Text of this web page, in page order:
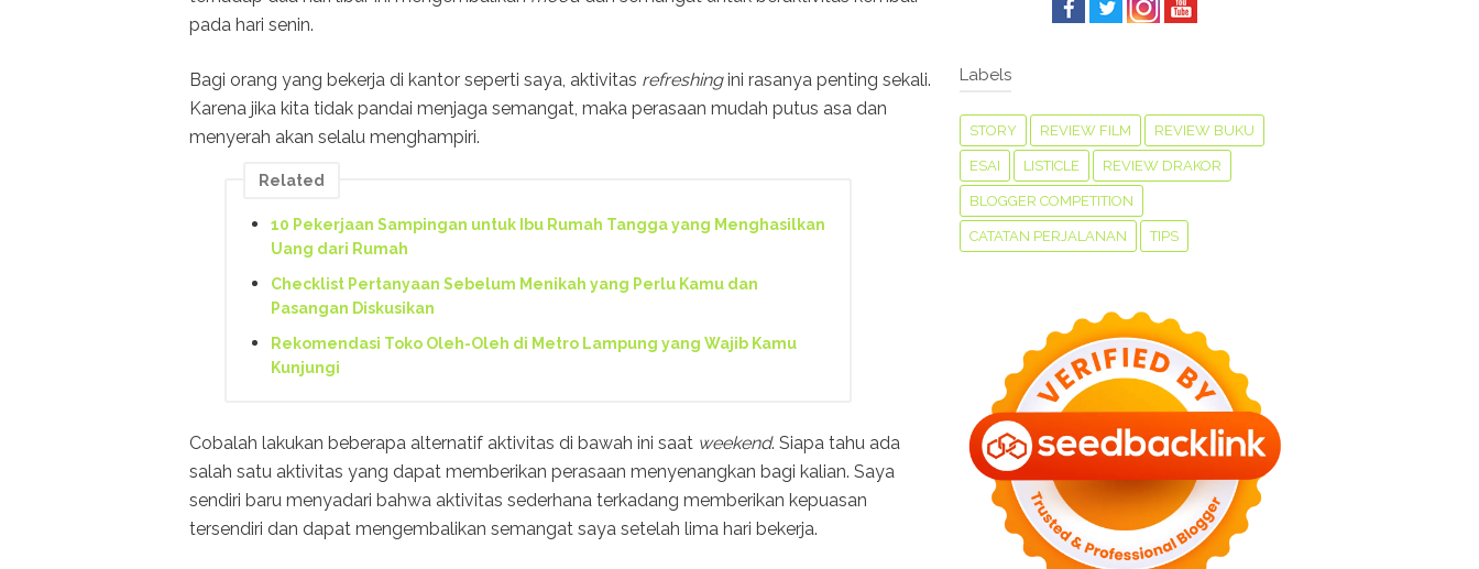
pada hari senin.
Bagi orang yang bekerja di kantor seperti saya, aktivitas refreshingini rasanya penting sekali.
Karena jika kita tidak pandai menjaga semangat, maka perasaan mudah putus asa dan
menyerah akan selalu menghampiri.
Related
10 Pekerjaan Sampingan untuk Ibu Rumah Tangga yang Menghasilkan
Uang dari Rumah
Checklist Pertanyaan Sebelum Menikah yang Perlu Kamu dan
Pasangan Diskusikan
Rekomendasi Toko Oleh-Oleh di Metro Lampung yang Wajib Kamu
Kunjungi
Cobalah lakukan beberapa alternatif aktivitas di bawah ini saat weekend. Siapa tahu ada
salah satu aktivitas yang dapat memberikan perasaan menyenangkan bagi kalian. Saya
sendiri baru menyadari bahwa aktivitas sederhana terkadang memberikan kepuasan
tersendiri dan dapat mengembalikan semangat saya setelah lima hari bekerja.
Labels
STORY REVIEW FILM REVIEW BUKU
ESAI LISTICLE REVIEW DRAKOR
BLOGGER COMPETITION
CATATAN PERJALANAN TIPS